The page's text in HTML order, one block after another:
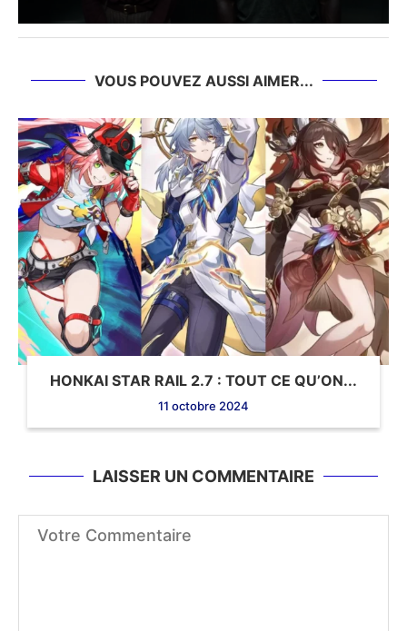
VOUS POUVEZ AUSSI AIMER...
HONKAI STAR RAIL 2.7 : TOUT CE QU’ON...
11 octobre 2024
LAISSER UN COMMENTAIRE